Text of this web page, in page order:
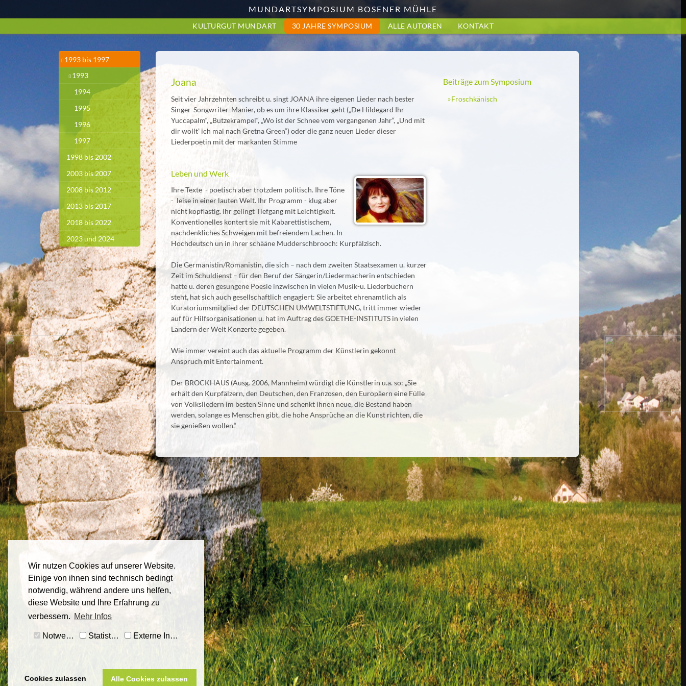
Wir nutzen Cookies auf unserer Website.
Einige von ihnen sind technisch bedingt
notwendig, während andere uns helfen,
diese Website und Ihre Erfahrung zu
verbessern. Mehr Infos
Notwendig Statistiken Externe Inhalte
Cookies zulassen Alle Cookies zulassen
MUNDARTSYMPOSIUM BOSENER MÜHLE
KULTURGUT MUNDART 30 JAHRE SYMPOSIUM ALLE AUTOREN KONTAKT
1993 bis 1997
1993
1994
1995
1996
1997
1998 bis 2002
2003 bis 2007
2008 bis 2012
2013 bis 2017
2018 bis 2022
2023 und 2024
Joana
Seit vier Jahrzehnten schreibt u. singt JOANA ihre eigenen Lieder nach bester
Singer-Songwriter-Manier, ob es um ihre Klassiker geht („De Hildegard Ihr
Yuccapalm“, „Butzekrampel“, „Wo ist der Schnee vom vergangenen Jahr“, „Und mit
dir wollt’ ich mal nach Gretna Green“) oder die ganz neuen Lieder dieser
Liederpoetin mit der markanten Stimme
Leben und Werk
Ihre Texte - poetisch aber trotzdem politisch. Ihre Töne
- leise in einer lauten Welt. Ihr Programm - klug aber
nicht kopflastig. Ihr gelingt Tiefgang mit Leichtigkeit.
Konventionelles kontert sie mit Kabarettistischem,
nachdenkliches Schweigen mit befreiendem Lachen. In
Hochdeutsch un in ihrer schääne Mudderschbrooch: Kurpfälzisch.
Die Germanistin/Romanistin, die sich – nach dem zweiten Staatsexamen u. kurzer
Zeit im Schuldienst – für den Beruf der Sängerin/Liedermacherin entschieden
hatte u. deren gesungene Poesie inzwischen in vielen Musik-u. Liederbüchern
steht, hat sich auch gesellschaftlich engagiert: Sie arbeitet ehrenamtlich als
Kuratoriumsmitglied der DEUTSCHEN UMWELTSTIFTUNG, tritt immer wieder
auf für Hilfsorganisationen u. hat im Auftrag des GOETHE-INSTITUTS in vielen
Ländern der Welt Konzerte gegeben.
Wie immer vereint auch das aktuelle Programm der Künstlerin gekonnt
Anspruch mit Entertainment.
Der BROCKHAUS (Ausg. 2006, Mannheim) würdigt die Künstlerin u.a. so: „Sie
erhält den Kurpfälzern, den Deutschen, den Franzosen, den Europäern eine Fülle
von Volksliedern im besten Sinne und schenkt ihnen neue, die Bestand haben
werden, solange es Menschen gibt, die hohe Ansprüche an die Kunst richten, die
sie genießen wollen.“
Beiträge zum Symposium
Froschkänisch